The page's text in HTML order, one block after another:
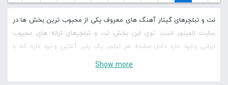
نت و تبلچرهای گیتار آهنگ های معروف یکی از محبوب ترین بخش ها در
سایت لامینور است. توی این بخش نت و تبلچرهای ترانه های محبوب
ایرانی وجود دارد داخل صفحه هر تبلجر یک پلیر آنلاین وجود داره که با
کمک آن می توانید تبلچر رو به صورت آنلاین اجرا کنید، لاین های مختلف
Show more